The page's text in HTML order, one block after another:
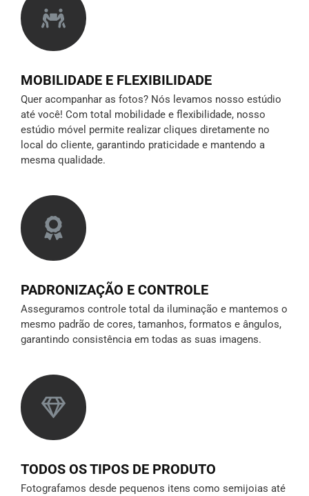
MOBILIDADE E FLEXIBILIDADE
Quer acompanhar as fotos? Nós levamos nosso estúdio
até você! Com total mobilidade e flexibilidade, nosso
estúdio móvel permite realizar cliques diretamente no
local do cliente, garantindo praticidade e mantendo a
mesma qualidade.
PADRONIZAÇÃO E CONTROLE
Asseguramos controle total da iluminação e mantemos o
mesmo padrão de cores, tamanhos, formatos e ângulos,
garantindo consistência em todas as suas imagens.
TODOS OS TIPOS DE PRODUTO
Fotografamos desde pequenos itens como semijoias até